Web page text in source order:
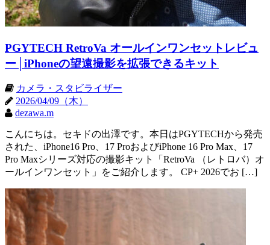
PGYTECH RetroVa オールインワンセットレビュ
ー│iPhoneの望遠撮影を拡張できるキット
カメラ・スタビライザー
2026/04/09（木）
dezawa.m
こんにちは。セキドの出澤です。本日はPGYTECHから発売
された、iPhone16 Pro、17 ProおよびiPhone 16 Pro Max、17
Pro Maxシリーズ対応の撮影キット「RetroVa （レトロバ）オ
ールインワンセット」をご紹介します。 CP+ 2026でお […]